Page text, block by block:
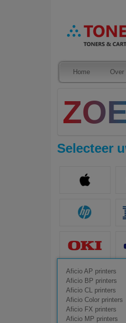
Home Over
Selecteer
Aficio AP printers
Aficio BP printers
Aficio CL printers
Aficio Color printers
Aficio FX printers
Aficio MP printers